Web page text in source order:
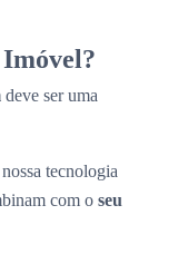
deve ser uma
tecnologia
com o seu